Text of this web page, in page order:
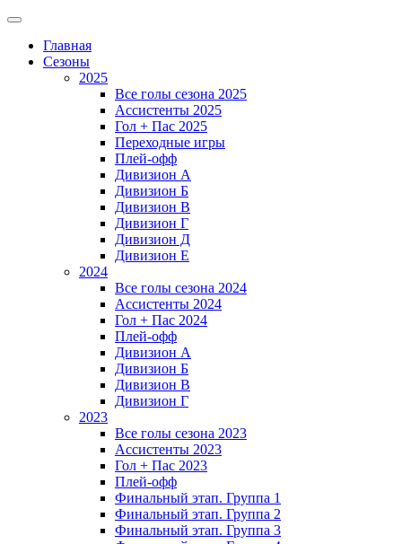
Главная
Сезоны
2025
Все голы сезона 2025
Ассистенты 2025
Гол + Пас 2025
Переходные игры
Плей-офф
Дивизион A
Дивизион Б
Дивизион В
Дивизион Г
Дивизион Д
Дивизион Е
2024
Все голы сезона 2024
Ассистенты 2024
Гол + Пас 2024
Плей-офф
Дивизион A
Дивизион Б
Дивизион В
Дивизион Г
2023
Все голы сезона 2023
Ассистенты 2023
Гол + Пас 2023
Плей-офф
Финальный этап. Группа 1
Финальный этап. Группа 2
Финальный этап. Группа 3